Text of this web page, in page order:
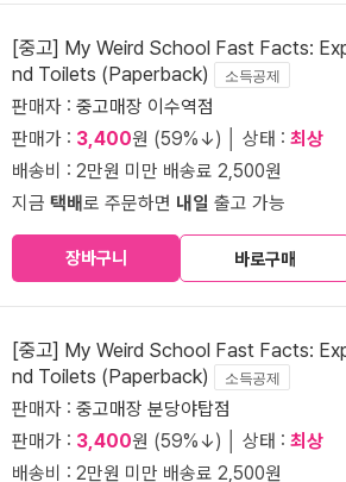
[중고] My Weird School Fast Facts:
nd Toilets (Paperback)
소득공제
판매자 : 중고매장 이수역점
판매가 : 3,400원 (59%↓) │ 상태 : 최상
배송비 : 2만원 미만 배송료 2,500원
지금 택배로 주문하면 내일 출고 가능
장바구니 바로구매
[중고] My Weird School Fast Facts:
nd Toilets (Paperback)
소득공제
판매자 : 중고매장 분당야탑점
판매가 : 3,400원 (59%↓) │ 상태 : 최상
배송비 : 2만원 미만 배송료 2,500원